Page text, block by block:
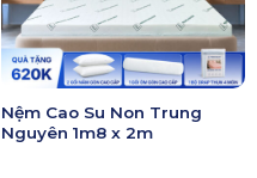
Nệm Cao Su Non Trung
Nguyên 1m8 x 2m